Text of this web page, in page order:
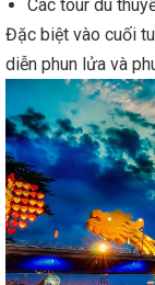
Các tour du
Đặc biệt vào cuối
diễn phun lửa và